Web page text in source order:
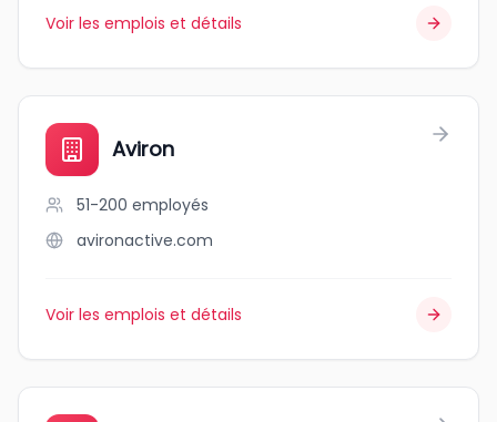
Voir les emplois et détails
Aviron
51-200 employés
avironactive.com
Voir les emplois et détails